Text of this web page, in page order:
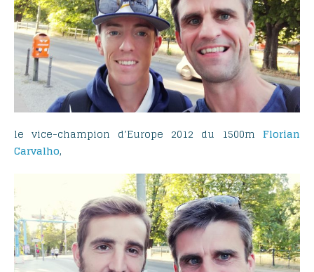
le vice-champion d’Europe 2012 du 1500m Florian
Carvalho,